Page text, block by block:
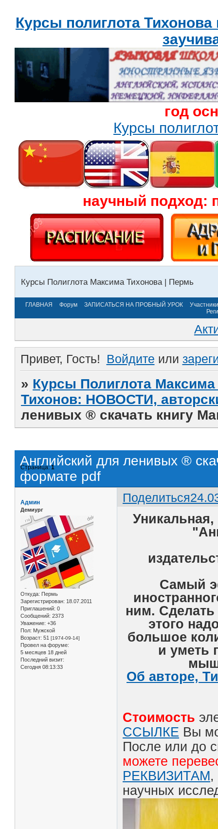
Курсы полиглота
год
Курсы
научный подход:
Курсы Полиглота Максима Тихонова | Пермь
ГЛАВНАЯ Форум ЗАПИСАТЬСЯ НА ПРОБНЫЙ УРОК
Участники
Привет, Гость! Войдите или
» Курсы Полиглота
Тихонов: НОВОСТИ,
ленивых ® скачать книгу
Английский для ленивых ®
формате pdf
Страница:1
Поделиться
Админ
Демиург
Откуда: Пермь
Зарегистрирован: 18.07.2011
Приглашений: 0
Сообщений: 2373
Уважение: +36
Пол: Мужской
Возраст: 51 [1974-09-14]
Провел на форуме:
5 месяцев 18 дней
Последний визит:
Сегодня 08:13:33
Самый
ним. Сделать
этого
большое
и уметь
Об авторе,
Стоимость
ССЫЛКЕ Вы
После или до
можете
РЕКВИЗИТАМ,
научных